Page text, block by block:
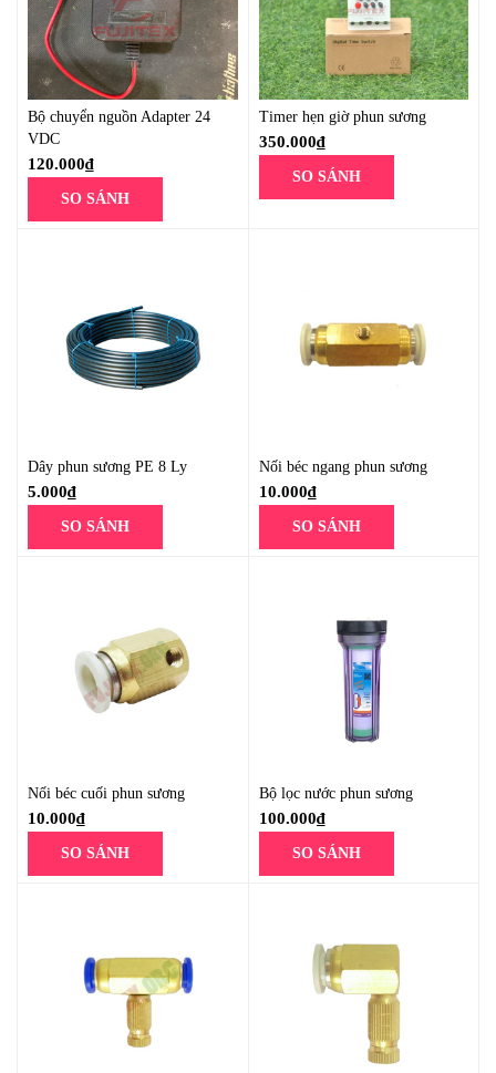
Bộ chuyển nguồn Adapter 24
VDC
120.000₫
SO SÁNH
Timer hẹn giờ phun sương
350.000₫
SO SÁNH
Dây phun sương PE 8 Ly
5.000₫
SO SÁNH
Nối béc ngang phun sương
10.000₫
SO SÁNH
Nối béc cuối phun sương
10.000₫
SO SÁNH
Bộ lọc nước phun sương
100.000₫
SO SÁNH